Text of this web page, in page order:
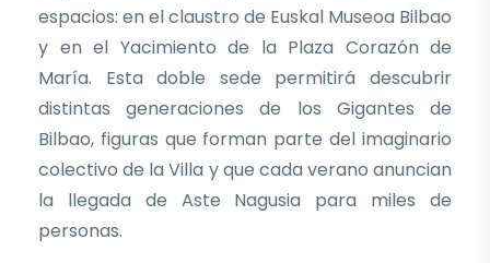
espacios: en el claustro de Euskal Museoa Bilbao
y en el Yacimiento de la Plaza Corazón de
María. Esta doble sede permitirá descubrir
distintas generaciones de los Gigantes de
Bilbao, figuras que forman parte del imaginario
colectivo de la Villa y que cada verano anuncian
la llegada de Aste Nagusia para miles de
personas.